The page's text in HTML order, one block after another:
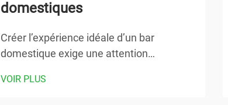
domestiques
Créer l’expérience idéale d’un bar
domestique exige une attention
capables de fournir des résultats
VOIR PLUS